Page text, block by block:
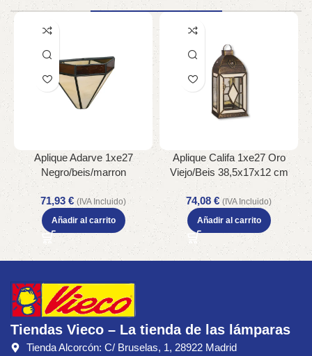
Aplique Adarve 1xe27
Negro/beis/marron
18,5x22x11 Cm
71,93 € (IVA Incluido)
Añadir al carrito
Aplique Califa 1xe27 Oro
Viejo/Beis 38,5x17x12 cm
74,08 € (IVA Incluido)
Añadir al carrito
Tiendas Vieco – La tienda de las lámparas
Tienda Alcorcón: C/ Bruselas, 1, 28922 Madrid